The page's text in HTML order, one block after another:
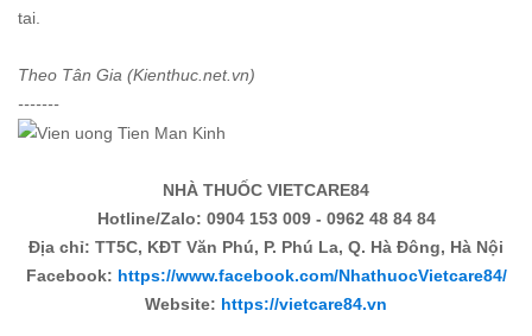
tai.
Theo Tân Gia (Kienthuc.net.vn)
-------
NHÀ THUỐC VIETCARE84
Hotline/Zalo: 0904 153 009 - 0962 48 84 84
Địa chỉ: TT5C, KĐT Văn Phú, P. Phú La, Q. Hà Đông, Hà Nội
Facebook: https://www.facebook.com/NhathuocVietcare84/
Website: https://vietcare84.vn